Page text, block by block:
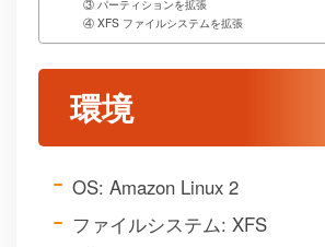
③ パーティションを拡張
④ XFS ファイルシステムを拡張
環境
OS: Amazon Linux 2
ファイルシステム: XFS